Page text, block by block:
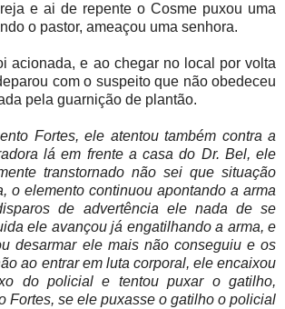
e ai de repente o Cosme puxou uma
o pastor, ameaçou uma senhora.
acionada, e ao chegar no local por volta
com o suspeito que não obedeceu
pela guarnição de plantão.
Fortes, ele atentou também contra a
lá em frente a casa do Dr. Bel, ele
transtornado não sei que situação
o elemento continuou apontando a arma
de advertência ele nada de se
ele avançou já engatilhando a arma, e
desarmar ele mais não conseguiu e os
ao entrar em luta corporal, ele encaixou
do policial e tentou puxar o gatilho,
Fortes, se ele puxasse o gatilho o policial